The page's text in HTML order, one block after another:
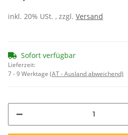
inkl. 20% USt. , zzgl. Versand
Sofort verfügbar
Lieferzeit:
7 - 9 Werktage (AT - Ausland abweichend)